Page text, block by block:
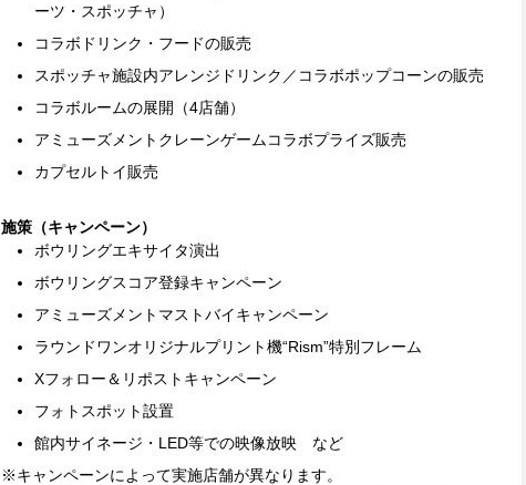
ーツ・スポッチャ）
コラボドリンク・フードの販売
スポッチャ施設内アレンジドリンク／コラボポップコーンの販売
コラボルームの展開（4店舗）
アミューズメントクレーンゲームコラボプライズ販売
カプセルトイ販売
施策（キャンペーン）
ボウリングエキサイタ演出
ボウリングスコア登録キャンペーン
アミューズメントマストバイキャンペーン
ラウンドワンオリジナルプリント機“Rism”特別フレーム
Xフォロー＆リポストキャンペーン
フォトスポット設置
館内サイネージ・LED等での映像放映 など
※キャンペーンによって実施店舗が異なります。